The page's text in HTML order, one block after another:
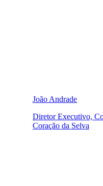
João Andrade
Diretor Executivo,
Coração da Selva